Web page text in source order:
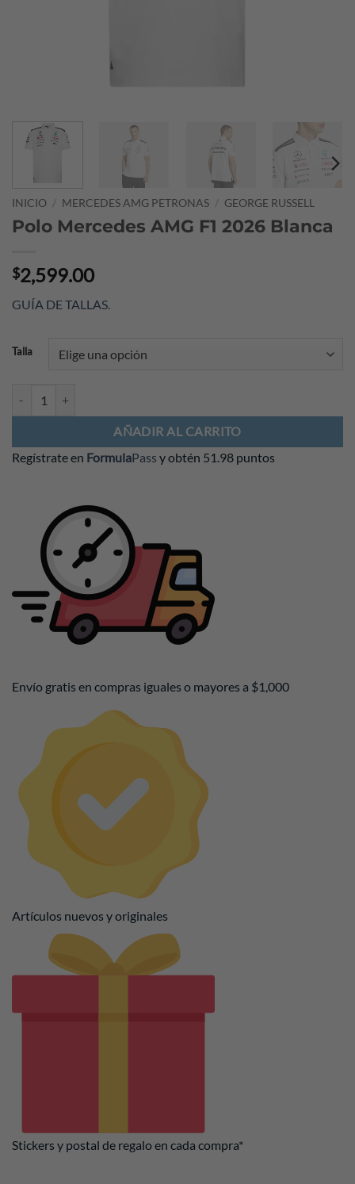
INICIO / MERCEDES AMG PETRONAS / GEORGE RUSSELL
Polo Mercedes AMG F1 2026 Blanca
$2,599.00
GUÍA DE TALLAS
Talla
AÑADIR AL CARRITO
Regístrate en FormulaPass y obtén 51.98 puntos
Envío gratis en compras iguales o mayores a $1,000
Artículos nuevos y originales
Stickers y postal de regalo en cada compra*